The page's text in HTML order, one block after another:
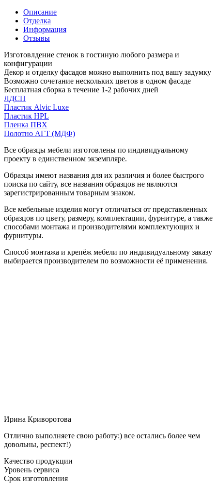
Описание
Отделка
Информация
Отзывы
Изготовлдение стенок в гостиную любого размера и
конфигурации
Декор и отделку фасадов можно выполнить под вашу задумку
Возможно сочетание нескольких цветов в одном фасаде
Бесплатная сборка в течение 1-2 рабочих дней
ЛДСП
Пластик Alvic Luxe
Пластик HPL
Пленка ПВХ
Полотно АГТ (МДФ)
Все образцы мебели изготовлены по индивидуальному
проекту в единственном экземпляре.
Образцы имеют названия для их различия и более быстрого
поиска по сайту, все названия образцов не являются
зарегистрированным товарным знаком.
Все мебельные изделия могут отличаться от представленных
образцов по цвету, размеру, комплектации, фурнитуре, а также
способами монтажа и производителями комплектующих и
фурнитуры.
Способ монтажа и крепёж мебели по индивидуальному заказу
выбирается производителем по возможности её применения.
Ирина Криворотова
Отлично выполняете свою работу:) все остались более чем
довольны, респект!)
Качество продукции
Уровень сервиса
Срок изготовления